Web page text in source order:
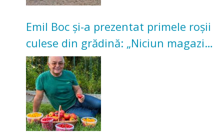
Emil Boc și-a prezentat primele roșii
culese din grădină: „Niciun magazin
nu poate oferi această satisfacție”